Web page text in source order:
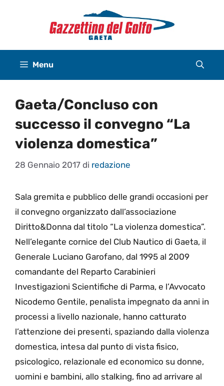
Menu
Gaeta/Concluso con
successo il convegno “La
violenza domestica”
28 Gennaio 2017 di redazione
Sala gremita e pubblico delle grandi occasioni per
il convegno organizzato dall’associazione
Diritto&Donna dal titolo “La violenza domestica”.
Nell’elegante cornice del Club Nautico di Gaeta, il
Generale Luciano Garofano, dal 1995 al 2009
comandante del Reparto Carabinieri
Investigazioni Scientifiche di Parma, e l’Avvocato
Nicodemo Gentile, penalista impegnato da anni in
processi a livello nazionale, hanno catturato
l’attenzione dei presenti, spaziando dalla violenza
domestica, intesa dal punto di vista fisico,
psicologico, relazionale ed economico su donne,
uomini e bambini, allo stalking, fino ad arrivare al